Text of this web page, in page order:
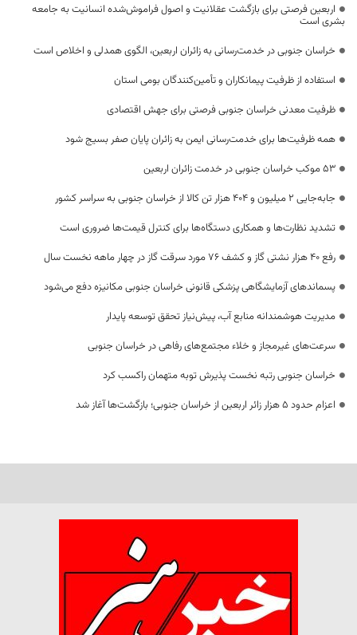
اربعین فرصتی برای بازگشت عقلانیت و اصول فراموش‌شده انسانیت به جامعه
بشری است
خراسان جنوبی در خدمت‌رسانی به زائران اربعین، الگوی همدلی و اخلاص است
استفاده از ظرفیت پیمانکاران و تأمین‌کنندگان بومی استان
ظرفیت معدنی خراسان جنوبی فرصتی برای جهش اقتصادی
همه ظرفیت‌ها برای خدمت‌رسانی ایمن به زائران پایان صفر بسیج شود
53 موکب خراسان جنوبی در خدمت زائران اربعین
جابه‌جایی 2 میلیون و 404 هزار تن کالا از خراسان جنوبی به سراسر کشور
تشدید نظارت‌ها و همکاری دستگاه‌ها برای کنترل قیمت‌ها ضروری است
رفع 40 هزار نشتی گاز و کشف 76 مورد سرقت گاز در چهار ماهه نخست سال
پسماندهای آزمایشگاهی پزشکی قانونی خراسان جنوبی مکانیزه دفع می‌شود
مدیریت هوشمندانه منابع آب، پیش‌نیاز تحقق توسعه پایدار
سرعت‌های غیرمجاز و خلاء مجتمع‌های رفاهی در خراسان جنوبی
خراسان جنوبی رتبه نخست پذیرش توبه متهمان راکسب کرد
اعزام حدود 5 هزار زائر اربعین از خراسان جنوبی؛ بازگشت‌ها آغاز شد